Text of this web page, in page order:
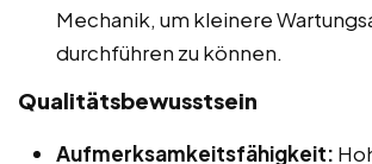
Mechanik, um kleinere
durchführen zu können.
Qualitätsbewusstsein
Aufmerksamkeitsfähigkeit: